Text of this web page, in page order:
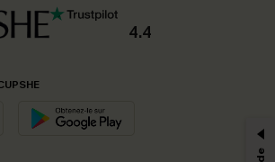
4.4
DE -15%
dès 2 Achetés par E-mail